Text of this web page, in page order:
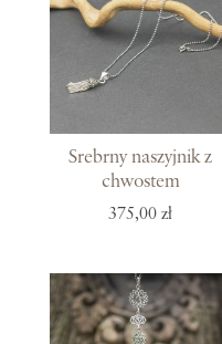
Srebrny naszyjnik z
chwostem
375,00 zł